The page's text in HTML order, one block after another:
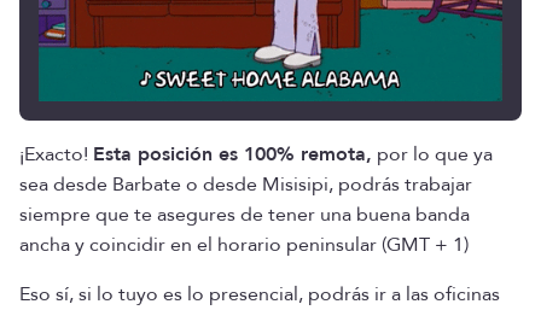
¡Exacto! Esta posición es 100% remota, por lo que ya
sea desde Barbate o desde Misisipi, podrás trabajar
siempre que te asegures de tener una buena banda
ancha y coincidir en el horario peninsular (GMT + 1)
Eso sí, si lo tuyo es lo presencial, podrás ir a las oficinas